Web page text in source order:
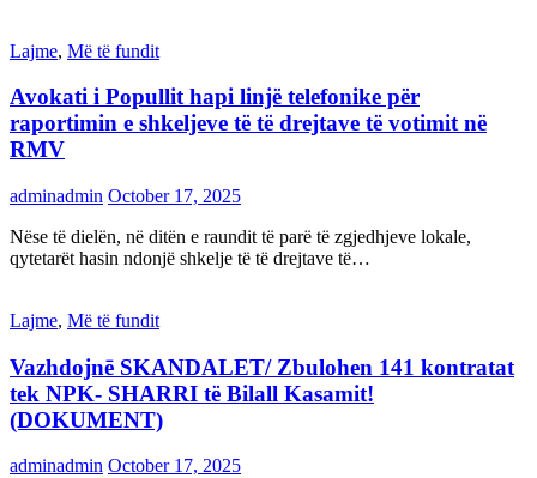
Lajme, Më të fundit
Avokati i Popullit hapi linjë telefonike për
raportimin e shkeljeve të të drejtave të votimit në
RMV
adminadmin October 17, 2025
Nëse të dielën, në ditën e raundit të parë të zgjedhjeve lokale,
qytetarët hasin ndonjë shkelje të të drejtave të…
Lajme, Më të fundit
Vazhdojnē SKANDALET/ Zbulohen 141 kontratat
tek NPK- SHARRI të Bilall Kasamit!
(DOKUMENT)
adminadmin October 17, 2025